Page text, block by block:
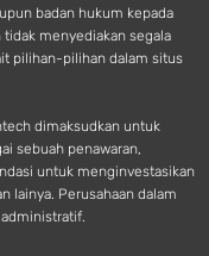
badan hukum kepada
menyediakan segala
pilihan-pilihan dalam situs
dimaksudkan untuk
sebuah penawaran,
untuk menginvestasikan
lainya. Perusahaan dalam